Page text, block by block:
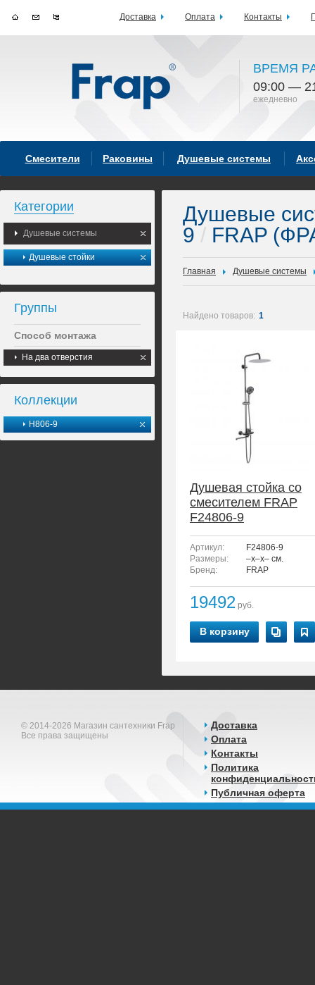
ВРЕМЯ
09:00 —
ежедневно
Смесители Раковины Душевые системы
Категории
Душевые системы
Душевые стойки
Группы
Способ монтажа
На два отверстия
Коллекции
H806-9
Душевые
9 / FRAP
Главная Душевые системы
Найдено товаров: 1
Душевая стойка со
смесителем FRAP
F24806-9
Артикул:
F24806-9
Размеры:
–x–x– см.
Бренд:
FRAP
19492 руб.
В корзину
© 2014-2026 Магазин сантехники Frap
Все права защищены
Доставка
Оплата
Контакты
Политика
Публичная оферта
Доставка Оплата Контакты